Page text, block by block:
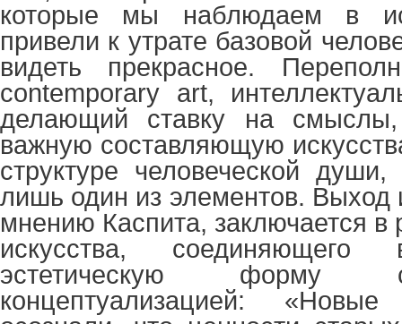
которые мы наблюдаем в
привели к утрате базовой
видеть прекрасное.
contemporary art,
делающий ставку на смыслы,
важную составляющую
структуре человеческой
лишь один из элементов. Выход
мнению Каспита, заключается в
искусства,
эстетическую форму
концептуализацией: